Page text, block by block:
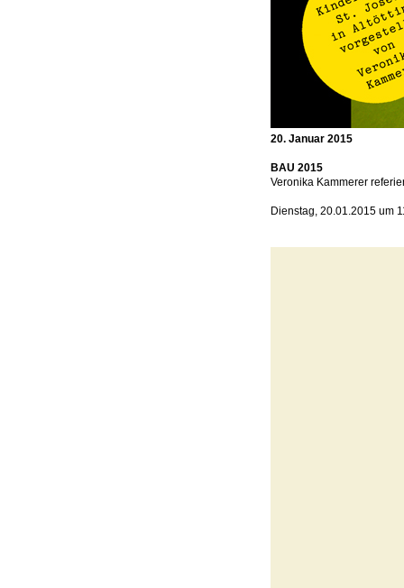
20. Januar 2015
BAU 2015
Veronika Kammerer
Dienstag, 20.01.2015 um